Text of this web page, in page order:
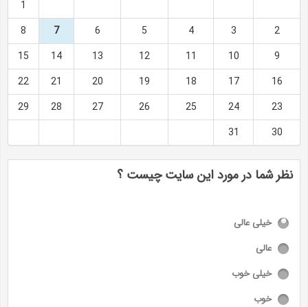
1
2
3
4
5
6
7
8
9
10
11
12
13
14
15
16
17
18
19
20
21
22
23
24
25
26
27
28
29
30
31
نظر شما در مورد این سایت چیست ؟
خیلی عالی
عالی
خیلی خوب
خوب